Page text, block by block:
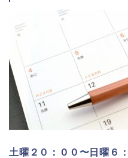
土曜２０：００〜日曜６